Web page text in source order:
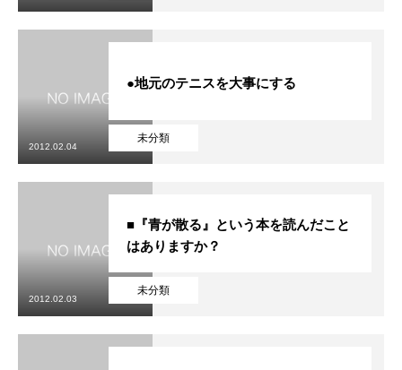
未分類
●地元のテニスを大事にする
2012.02.04
未分類
■『青が散る』という本を読んだこと
はありますか？
2012.02.03